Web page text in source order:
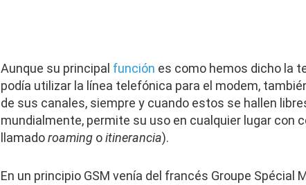
Aunque su principal función es como hemos dicho la
podía utilizar la línea telefónica para el modem,
de sus canales, siempre y cuando estos se hallen
mundialmente, permite su uso en cualquier lugar con
llamadoroamingoitinerancia).
En un principio GSM venía del francés Groupe Spécial